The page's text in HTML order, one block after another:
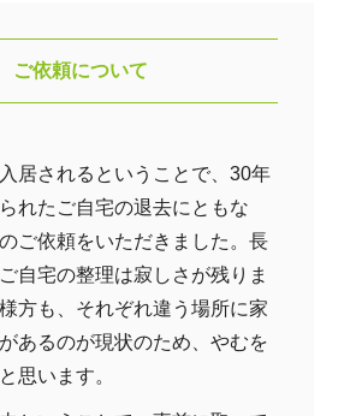
ご依頼について
居されるということで、30年
れたご自宅の退去にともな
ご依頼をいただきました。長
自宅の整理は寂しさが残りま
方も、それぞれ違う場所に家
あるのが現状のため、やむを
思います。